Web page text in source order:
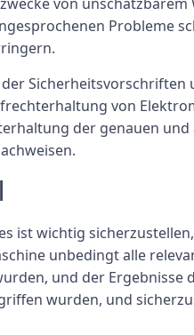
Probleme
Sicherheitsvorschriften
von
der genauen
ist wichtig
unbedingt alle
und der Ergebnisse
wurden, und